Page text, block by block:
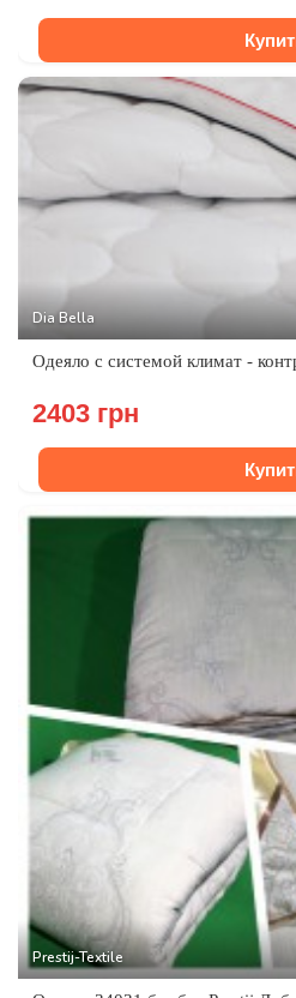
Dia Bella
Одеяло с системой климат -
2403 грн
Prestij-Textile